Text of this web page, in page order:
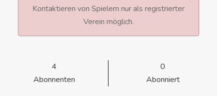
Kontaktieren von Spielern nur als registrierter
Verein möglich.
4
Abonnenten
0
Abonniert